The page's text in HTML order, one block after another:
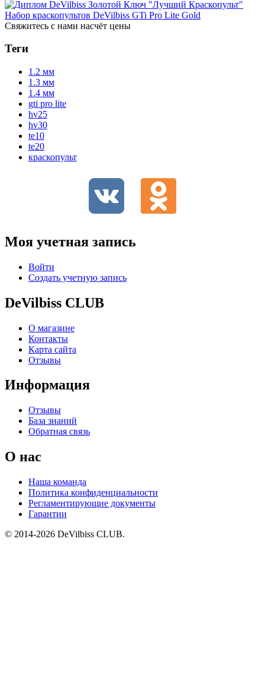
Набор краскопультов DeVilbiss GTi Pro Lite Gold
Свяжитесь с нами насчёт цены
Теги
1.2 мм
1.3 мм
1.4 мм
gti pro lite
hv25
hv30
te10
te20
краскопульт
Моя учетная запись
Войти
Создать учетную запись
DeVilbiss CLUB
О магазине
Контакты
Карта сайта
Отзывы
Информация
Отзывы
База знаний
Обратная связь
О нас
Наша команда
Политика конфиденциальности
Регламентирующие документы
Гарантии
© 2014-2026 DeVilbiss CLUB.